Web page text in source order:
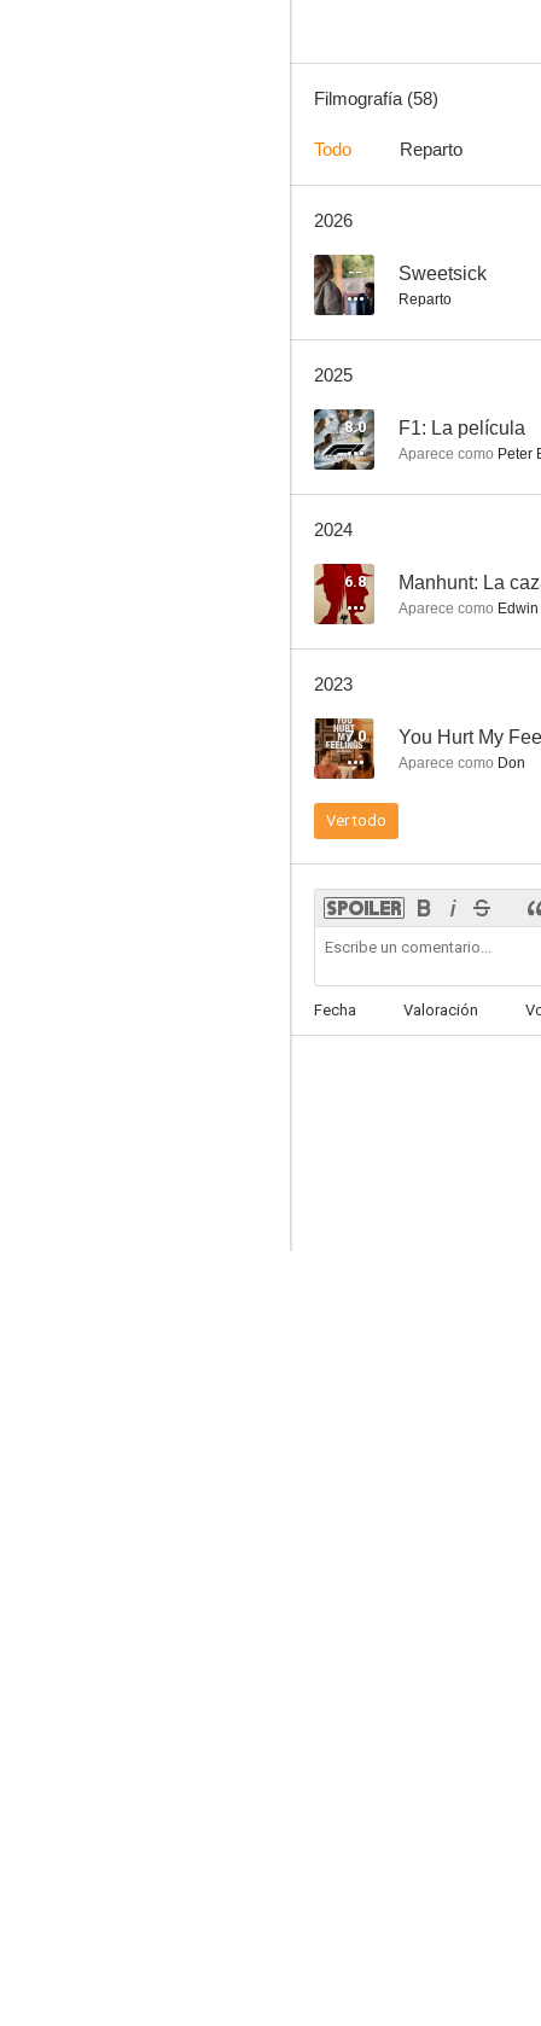
7.9
Filmografía (58)
Todo Reparto
2026
-- Sweetsick
Reparto
2025
8.0 F1: La película
Aparece como Peter
2024
6.8 Manhunt: La
Aparece como
2023
7.0 You Hurt My
Aparece como Don
Ver todo
Fecha Valoración